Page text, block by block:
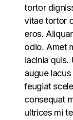
tortor
vitae tortor
eros.
odio. Amet
lacinia quis.
augue
feugiat
consequat
ultrices mi